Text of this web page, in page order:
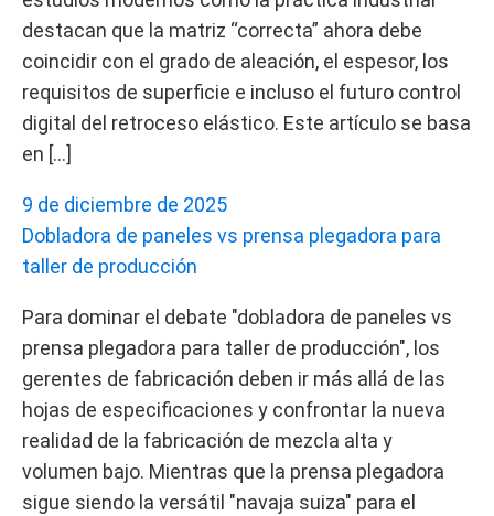
destacan que la matriz “correcta” ahora debe
coincidir con el grado de aleación, el espesor, los
requisitos de superficie e incluso el futuro control
digital del retroceso elástico. Este artículo se basa
en […]
9 de diciembre de 2025
Dobladora de paneles vs prensa plegadora para
taller de producción
Para dominar el debate "dobladora de paneles vs
prensa plegadora para taller de producción", los
gerentes de fabricación deben ir más allá de las
hojas de especificaciones y confrontar la nueva
realidad de la fabricación de mezcla alta y
volumen bajo. Mientras que la prensa plegadora
sigue siendo la versátil "navaja suiza" para el